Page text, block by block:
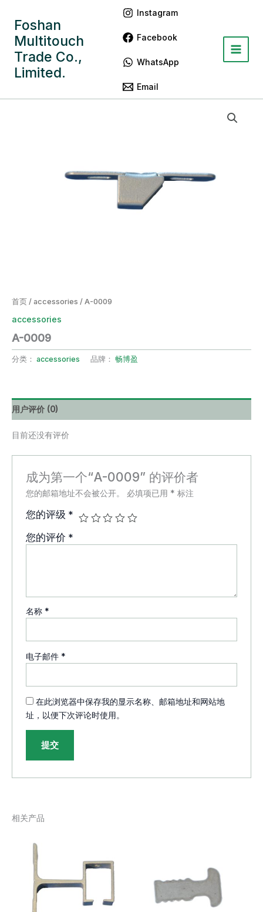
Foshan
Multitouch
Trade Co.,
Limited.
Instagram
Facebook
WhatsApp
Email
首页 / accessories / A-0009
accessories
A-0009
分类： accessories 品牌： 畅博盈
用户评价 (0)
目前还没有评价
成为第一个“A-0009” 的评价者
您的邮箱地址不会被公开。 必填项已用 * 标注
您的评级 *
您的评价 *
名称 *
电子邮件 *
在此浏览器中保存我的显示名称、邮箱地址和网站地
址，以便下次评论时使用。
相关产品